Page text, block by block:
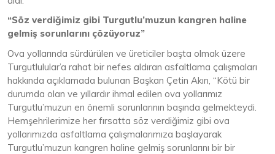
“Söz verdiğimiz gibi Turgutlu’muzun kangren haline
gelmiş sorunlarını çözüyoruz”
Ova yollarında sürdürülen ve üreticiler başta olmak üzere
Turgutlulular’a rahat bir nefes aldıran asfaltlama çalışmaları
hakkında açıklamada bulunan Başkan Çetin Akın, “Kötü bir
durumda olan ve yıllardır ihmal edilen ova yollarımız
Turgutlu’muzun en önemli sorunlarının başında gelmekteydi.
Hemşehrilerimize her fırsatta söz verdiğimiz gibi ova
yollarımızda asfaltlama çalışmalarımıza başlayarak
Turgutlu’muzun kangren haline gelmiş sorunlarını bir bir